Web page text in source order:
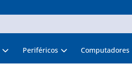
Periféricos Computadores